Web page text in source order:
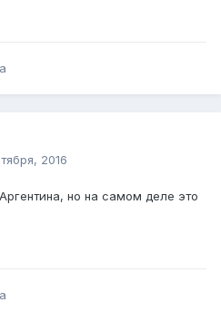
2016
но на самом деле это